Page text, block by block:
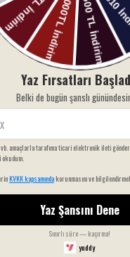
Yaz Fırsatları
Belki de bugün şanslı
vb. amaçlarla tarafıma ticari elektronik ileti
okudum.
KVKK kapsamındakorunmasını ve
Yaz Şansını Dene
Sınırlı süre — kaçırma!
yuddy